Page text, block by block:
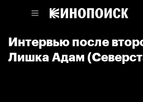
Интервью после
Лишка Адам